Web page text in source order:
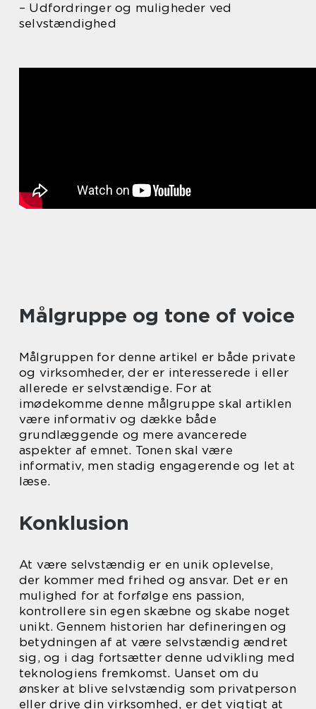
– Udfordringer og muligheder ved
selvstændighed
Målgruppe og tone of voice
Målgruppen for denne artikel er både private
og virksomheder, der er interesserede i eller
allerede er selvstændige. For at
imødekomme denne målgruppe skal artiklen
være informativ og dække både
grundlæggende og mere avancerede
aspekter af emnet. Tonen skal være
informativ, men stadig engagerende og let at
læse.
Konklusion
At være selvstændig er en unik oplevelse,
der kommer med frihed og ansvar. Det er en
mulighed for at forfølge ens passion,
kontrollere sin egen skæbne og skabe noget
unikt. Gennem historien har defineringen og
betydningen af at være selvstændig ændret
sig, og i dag fortsætter denne udvikling med
teknologiens fremkomst. Uanset om du
ønsker at blive selvstændig som privatperson
eller drive din virksomhed, er det vigtigt at